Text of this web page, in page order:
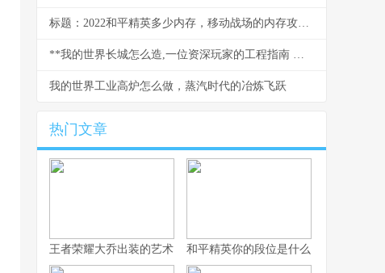
标题：2022和平精英多少内存，移动战场的内存攻防战
**我的世界长城怎么造,一位资深玩家的工程指南 副标题,从规划到竣工的完整心得**
我的世界工业高炉怎么做，蒸汽时代的冶炼飞跃
热门文章
王者荣耀大乔出装的艺术，辅助之核的战术抉择
和平精英你的段位是什么：一段段位承